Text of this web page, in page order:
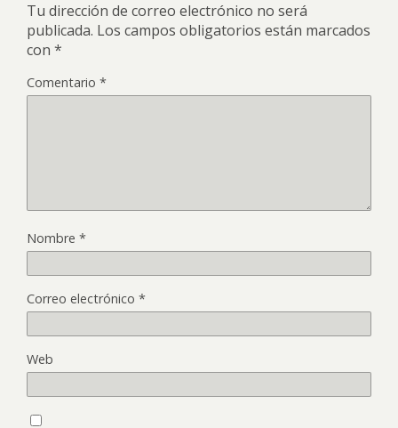
Tu dirección de correo electrónico no será
publicada. Los campos obligatorios están marcados
con *
Comentario *
Nombre *
Correo electrónico *
Web